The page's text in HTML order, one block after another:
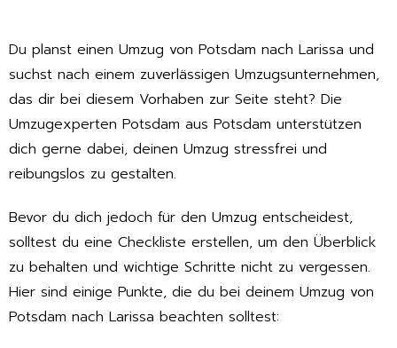
Du planst einen Umzug von Potsdam nach Larissa und
suchst nach einem zuverlässigen Umzugsunternehmen,
das dir bei diesem Vorhaben zur Seite steht? Die
Umzugexperten Potsdam aus Potsdam unterstützen
dich gerne dabei, deinen Umzug stressfrei und
reibungslos zu gestalten.
Bevor du dich jedoch für den Umzug entscheidest,
solltest du eine Checkliste erstellen, um den Überblick
zu behalten und wichtige Schritte nicht zu vergessen.
Hier sind einige Punkte, die du bei deinem Umzug von
Potsdam nach Larissa beachten solltest: